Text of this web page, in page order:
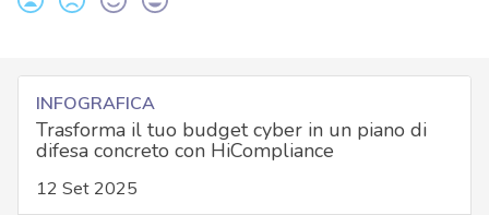
INFOGRAFICA
Trasforma il tuo budget cyber in un piano di
difesa concreto con HiCompliance
12 Set 2025